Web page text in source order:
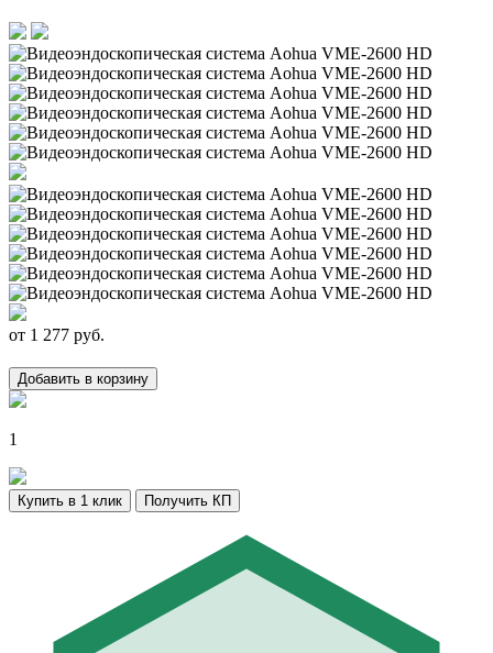
от 1 277 руб.
Добавить в корзину
1
Купить в 1 клик Получить КП